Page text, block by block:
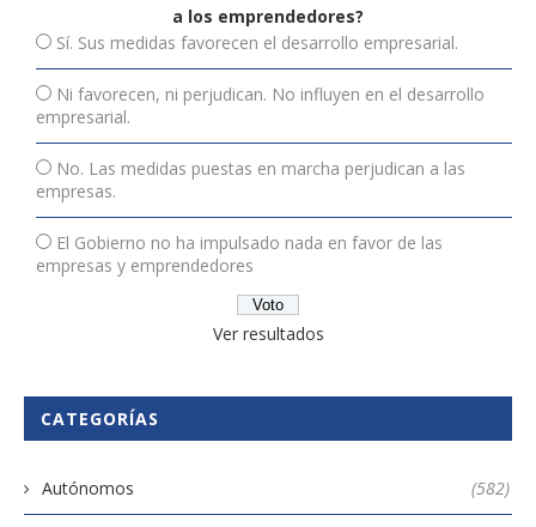
a los emprendedores?
Sí. Sus medidas favorecen el desarrollo empresarial.
Ni favorecen, ni perjudican. No influyen en el desarrollo
empresarial.
No. Las medidas puestas en marcha perjudican a las
empresas.
El Gobierno no ha impulsado nada en favor de las
empresas y emprendedores
Ver resultados
CATEGORÍAS
Autónomos (582)